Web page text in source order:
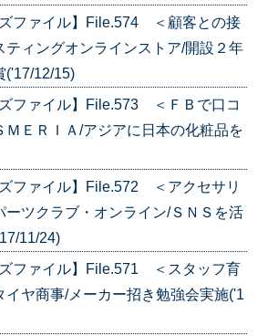
ズファイル】File.574 ＜顧客との接
ティングオンラインストア/開設２年
('17/12/15)
ズファイル】File.573 ＜ＦＢで口コ
ＭＥＲＩＡ/アジアに日本の化粧品を
ズファイル】File.572 ＜アクセサリ
ーツクラブ・オンライン/ＳＮＳを活
11/24)
ズファイル】File.571 ＜スタッフ育
イヤ商事/メーカー招き勉強会実施('1